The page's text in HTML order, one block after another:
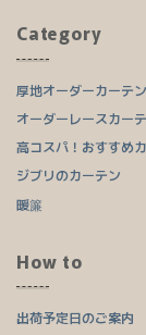
Category
厚地オーダーカーテン
オーダーレースカー
高コスパ！おすすめ
ジブリのカーテン
暖簾
How to
出荷予定日のご案内